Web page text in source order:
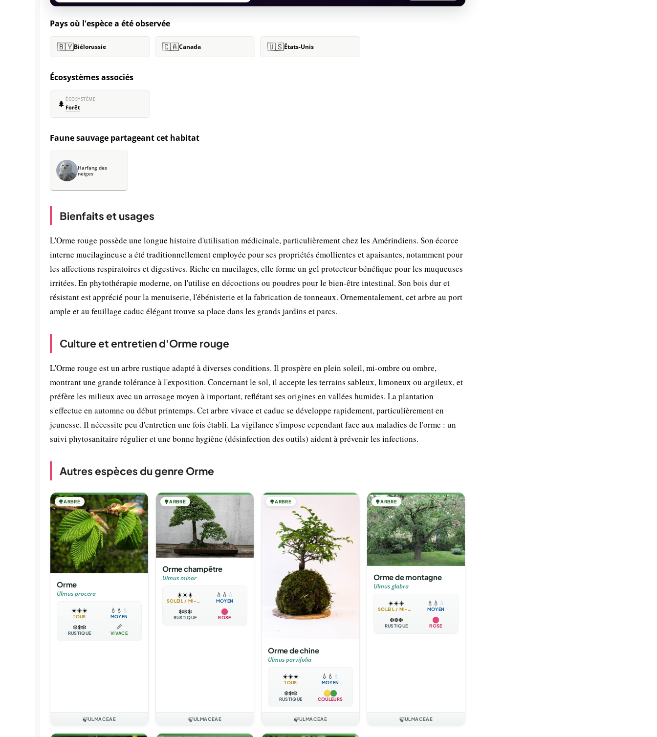
Pays où l'espèce a été observée
🇧🇾Biélorussie 🇨🇦Canada 🇺🇸États-Unis
Écosystèmes associés
🌲 ÉCOSYSTÈME
Forêt
Faune sauvage partageant cet habitat
Harfang des
neiges
Bienfaits et usages
L'Orme rouge possède une longue histoire d'utilisation médicinale, particulièrement chez les Amérindiens. Son écorce
interne mucilagineuse a été traditionnellement employée pour ses propriétés émollientes et apaisantes, notamment pour
les affections respiratoires et digestives. Riche en mucilages, elle forme un gel protecteur bénéfique pour les muqueuses
irritées. En phytothérapie moderne, on l'utilise en décoctions ou poudres pour le bien-être intestinal. Son bois dur et
résistant est apprécié pour la menuiserie, l'ébénisterie et la fabrication de tonneaux. Ornementalement, cet arbre au port
ample et au feuillage caduc élégant trouve sa place dans les grands jardins et parcs.
Culture et entretien d'Orme rouge
L'Orme rouge est un arbre rustique adapté à diverses conditions. Il prospère en plein soleil, mi-ombre ou ombre,
montrant une grande tolérance à l'exposition. Concernant le sol, il accepte les terrains sableux, limoneux ou argileux, et
préfère les milieux avec un arrosage moyen à important, reflétant ses origines en vallées humides. La plantation
s'effectue en automne ou début printemps. Cet arbre vivace et caduc se développe rapidement, particulièrement en
jeunesse. Il nécessite peu d'entretien une fois établi. La vigilance s'impose cependant face aux maladies de l'orme : un
suivi phytosanitaire régulier et une bonne hygiène (désinfection des outils) aident à prévenir les infections.
Autres espèces du genre Orme
🌳ARBRE
Orme
Ulmus procera
☀️☀️☀️
TOUS
💧 💧 💧
MOYEN
❄️❄️❄️
RUSTIQUE
📏
VIVACE
🍃ULMACEAE
🌳ARBRE
Orme champêtre
Ulmus minor
☀️☀️☀️
SOLEIL / MI-OMBRE
💧 💧 💧
MOYEN
❄️❄️❄️
RUSTIQUE ROSE
🍃ULMACEAE
🌳ARBRE
Orme de chine
Ulmus parvifolia
☀️☀️☀️
TOUS
💧 💧 💧
MOYEN
❄️❄️❄️
RUSTIQUE COULEURS
🍃ULMACEAE
🌳ARBRE
Orme de montagne
Ulmus glabra
☀️☀️☀️
SOLEIL / MI-OMBRE
💧 💧 💧
MOYEN
❄️❄️❄️
RUSTIQUE ROSE
🍃ULMACEAE